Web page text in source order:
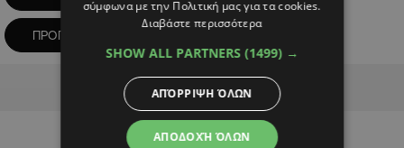
ΠΡΟΓΡΑΜΜΑΤΙΣΜΟΣ
Advertisement
σύμφωνα με την Πολιτική μας για τα cookies.
Διαβάστε περισσότερα
SHOW ALL PARTNERS (1499) →
ΑΠΟΔΟΧΉ ΌΛΩΝ
ΑΠΌΡΡΙΨΗ ΌΛΩΝ